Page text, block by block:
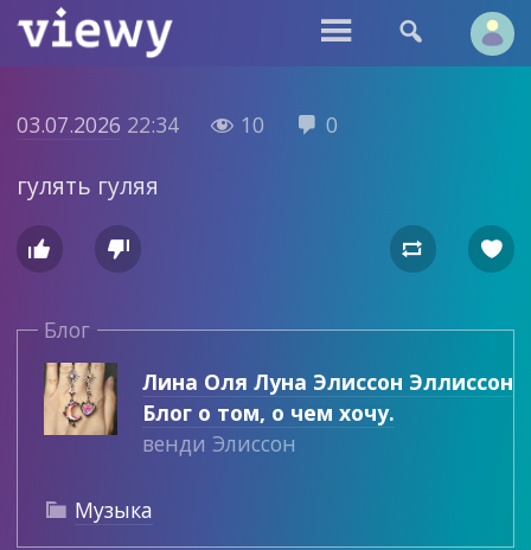
 
03.07.2026 22:34  10  0
гулять гуляя
   
Блог
Лина Оля Луна Элиссон Эллиссон
Блог о том, о чем хочу.
венди Элиссон
 Музыка